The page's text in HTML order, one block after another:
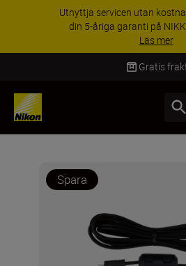
Utnyttja servicen utan
din 5-åriga garanti på
Läs mer
Gratis
Spara